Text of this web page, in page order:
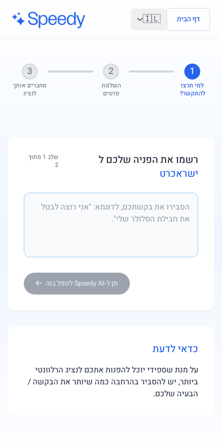
דלג לתוכן הראשי
דף הבית 🇮🇱
1
למי תרצו
להתקשר?
2
השלמת
פרטים
3
מחברים אותך
לנציג
רשמו את הפניה שלכם ל
ישראכרט
שלב 1 מתוך
2
תן ל-Speedy AI לטפל בזה
כדאי לדעת
על מנת שספידי יוכל להפנות אתכם לנציג הרלוונטי
ביותר, יש להסביר בהרחבה כמה שיותר את הבקשה /
הבעיה שלכם.